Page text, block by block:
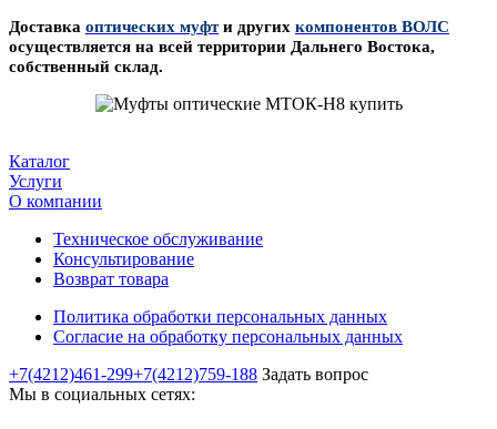
Доставка оптических муфти других компонентов ВОЛС
осуществляется на всей территории Дальнего Востока,
собственный склад.
Каталог
Услуги
О компании
Техническое обслуживание
Консультирование
Возврат товара
Политика обработки персональных данных
Согласие на обработку персональных данных
+7(4212)461-299+7(4212)759-188 Задать вопрос
Мы в социальных сетях: